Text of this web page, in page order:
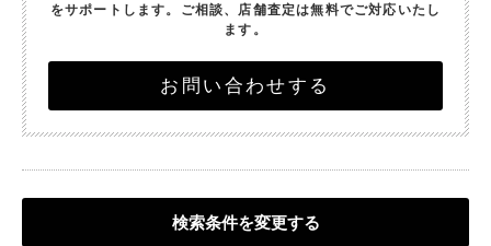
をサポートします。 ご相談、店舗査定は無料でご対応いたし
ます。
お問い合わせする
検索条件を変更する